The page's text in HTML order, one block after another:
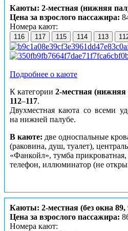
Каюты: 2-местная (нижняя
Цена за взрослого пассажира:
Номера кают:
116 117 115 114 113
Подробнее о каюте
К категории 2-местная (нижняя
112–117.
Двухместная каюта со всеми
на нижней палубе.
В каюте: две односпальные
(раковина, душ, туалет),
«Фанкойл», тумба
телефон, иллюминатор (не
Каюты: 2-местная (без окна 89,
Цена за взрослого пассажира:
Номера кают: